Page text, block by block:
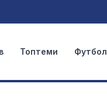
Топтеми Футбол